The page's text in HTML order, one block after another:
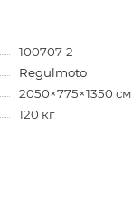
100707-2
Regulmoto
2050×775×1350 см
120 кг